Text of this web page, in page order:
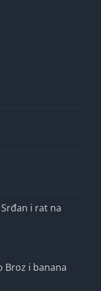
Srđan i rat na
Broz i banana